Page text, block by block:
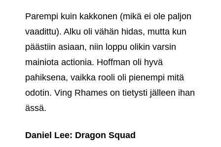
Parempi kuin kakkonen (mikä ei ole paljon
vaadittu). Alku oli vähän hidas, mutta kun
päästiin asiaan, niin loppu olikin varsin
mainiota actionia. Hoffman oli hyvä
pahiksena, vaikka rooli oli pienempi mitä
odotin. Ving Rhames on tietysti jälleen ihan
ässä.
Daniel Lee: Dragon Squad